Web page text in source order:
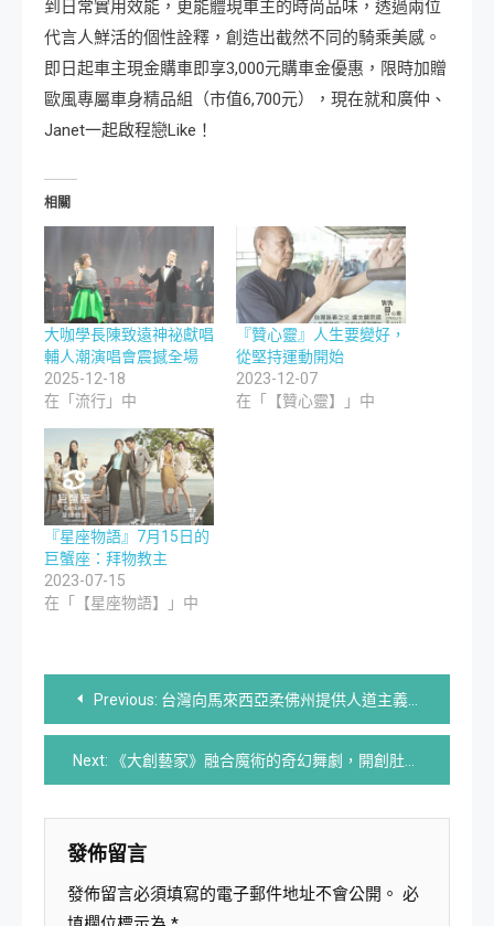
到日常實用效能，更能體現車主的時尚品味，透過兩位
代言人鮮活的個性詮釋，創造出截然不同的騎乘美感。
即日起車主現金購車即享3,000元購車金優惠，限時加贈
歐風專屬車身精品組（市值6,700元），現在就和廣仲、
Janet一起啟程戀Like！
相關
大咖學長陳致遠神祕獻唱
輔人潮演唱會震撼全場
2025-12-18
在「流行」中
『贊心靈』人生要變好，
從堅持運動開始
2023-12-07
在「【贊心靈】」中
『星座物語』7月15日的
巨蟹座：拜物教主
2023-07-15
在「【星座物語】」中
文
章
導
覽
Previous: 台灣向馬來西亞柔佛州提供人道主義援助
Next: 《大創藝家》融合魔術的奇幻舞劇，開創肚皮舞新世界
發佈留言
發佈留言必須填寫的電子郵件地址不會公開。 必